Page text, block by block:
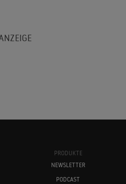
PRODUKTE
NEWSLETTER
PODCAST